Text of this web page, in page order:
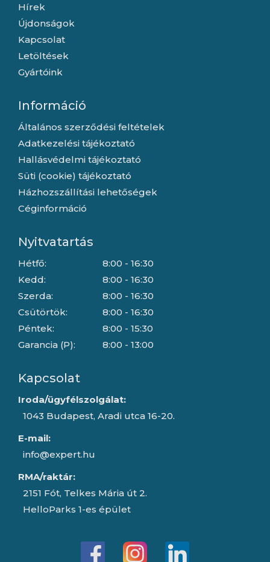
Hírek
Újdonságok
Kapcsolat
Letöltések
Gyártóink
Információ
Általános szerződési feltételek
Adatkezelési tájékoztató
Hallásvédelmi tájékoztató
Süti (cookie) tájékoztató
Házhozszállítási lehetőségek
Céginformáció
Nyitvatartás
Hétfő:
Kedd:
Szerda:
Csütörtök:
Péntek:
Garancia (P):
8:00 - 16:30
8:00 - 16:30
8:00 - 16:30
8:00 - 16:30
8:00 - 15:30
8:00 - 13:00
Kapcsolat
Iroda/ügyfélszolgálat:
1043 Budapest, Aradi utca 16-20.
E-mail:
info@expert.hu
RMA/raktár:
2151 Fót, Telkes Mária út 2.
HelloParks 1-es épület